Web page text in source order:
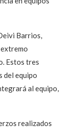
Barrios,
Estos tres
del equipo
al equipo,
realizados